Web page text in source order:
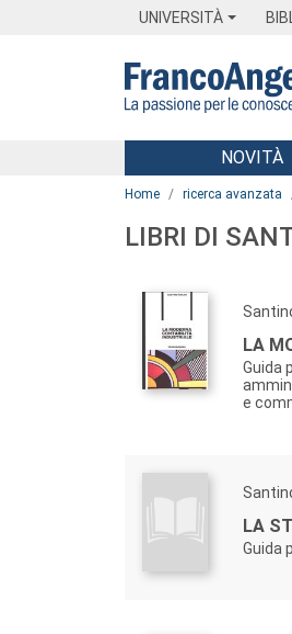
UNIVERSITÀ
Menu
NOVITÀ
Home ricerca avanzata
LIBRI DI
LA
Guida
e
LA
Guida